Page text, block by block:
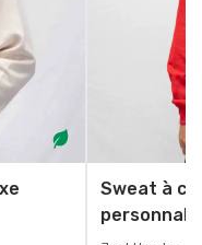
Sweat à